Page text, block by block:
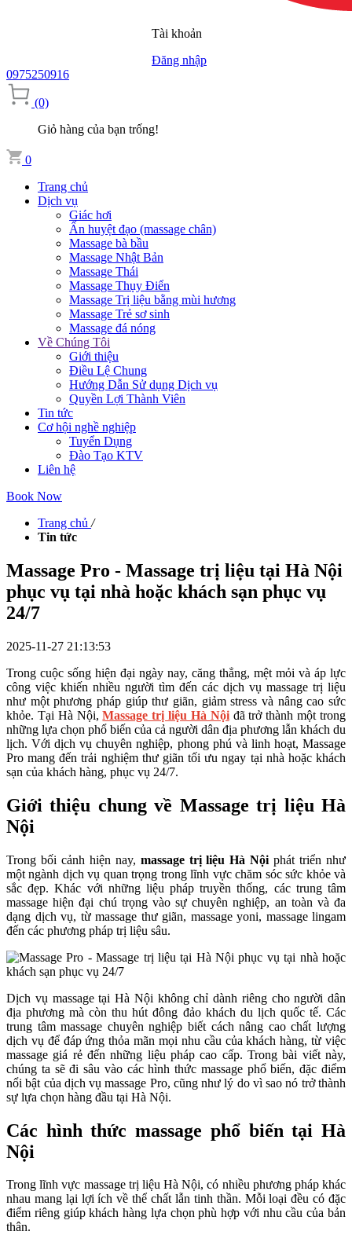
Tài khoản
Đăng nhập
0975250916
(0)
Giỏ hàng của bạn trống!
0
Trang chủ
Dịch vụ
Giác hơi
Ấn huyệt đạo (massage chân)
Massage bà bầu
Massage Nhật Bản
Massage Thái
Massage Thụy Điển
Massage Trị liệu bằng mùi hương
Massage Trẻ sơ sinh
Massage đá nóng
Về Chúng Tôi
Giới thiệu
Điều Lệ Chung
Hướng Dẫn Sử dụng Dịch vụ
Quyền Lợi Thành Viên
Tin tức
Cơ hội nghề nghiệp
Tuyển Dụng
Đào Tạo KTV
Liên hệ
Book Now
Trang chủ /
Tin tức
Massage Pro - Massage trị liệu tại Hà Nội
phục vụ tại nhà hoặc khách sạn phục vụ
24/7
2025-11-27 21:13:53
Trong cuộc sống hiện đại ngày nay, căng thẳng, mệt mỏi và áp lực
công việc khiến nhiều người tìm đến các dịch vụ massage trị liệu
như một phương pháp giúp thư giãn, giảm stress và nâng cao sức
khỏe. Tại Hà Nội,Massage trị liệu Hà Nộiđã trở thành một trong
những lựa chọn phổ biến của cả người dân địa phương lẫn khách du
lịch. Với dịch vụ chuyên nghiệp, phong phú và linh hoạt, Massage
Pro mang đến trải nghiệm thư giãn tối ưu ngay tại nhà hoặc khách
sạn của khách hàng, phục vụ 24/7.
Giới thiệu chung về Massage trị liệu Hà
Nội
Trong bối cảnh hiện nay, massage trị liệu Hà Nội phát triển như
một ngành dịch vụ quan trọng trong lĩnh vực chăm sóc sức khỏe và
sắc đẹp. Khác với những liệu pháp truyền thống, các trung tâm
massage hiện đại chú trọng vào sự chuyên nghiệp, an toàn và đa
dạng dịch vụ, từ massage thư giãn, massage yoni, massage lingam
đến các phương pháp trị liệu sâu.
Dịch vụ massage tại Hà Nội không chỉ dành riêng cho người dân
địa phương mà còn thu hút đông đảo khách du lịch quốc tế. Các
trung tâm massage chuyên nghiệp biết cách nâng cao chất lượng
dịch vụ để đáp ứng thỏa mãn mọi nhu cầu của khách hàng, từ việc
massage giá rẻ đến những liệu pháp cao cấp. Trong bài viết này,
chúng ta sẽ đi sâu vào các hình thức massage phổ biến, đặc điểm
nổi bật của dịch vụ massage Pro, cũng như lý do vì sao nó trở thành
sự lựa chọn hàng đầu tại Hà Nội.
Các hình thức massage phổ biến tại Hà
Nội
Trong lĩnh vực massage trị liệu Hà Nội, có nhiều phương pháp khác
nhau mang lại lợi ích về thể chất lẫn tinh thần. Mỗi loại đều có đặc
điểm riêng giúp khách hàng lựa chọn phù hợp với nhu cầu của bản
thân.